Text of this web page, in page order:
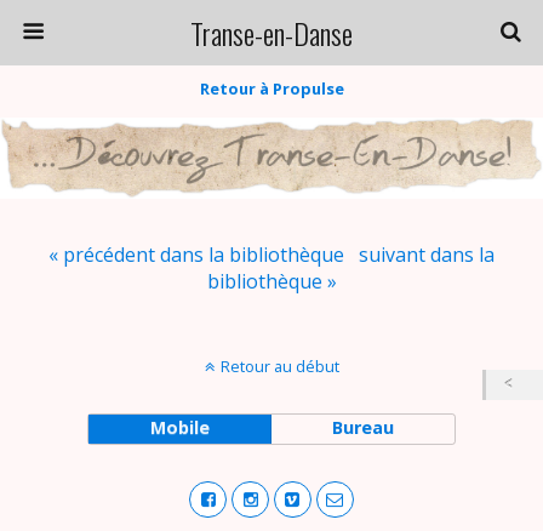
Transe-en-Danse
Retour à Propulse
« précédent dans la bibliothèque suivant dans la
bibliothèque »
Retour au début
Mobile Bureau